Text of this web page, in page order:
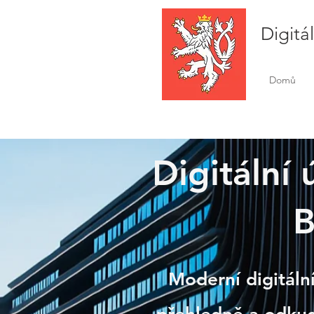
Domů
Digitální
Moderní